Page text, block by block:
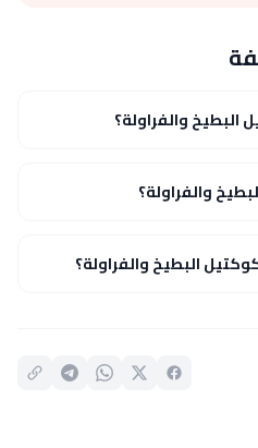
والفراولة؟
والفراولة؟
البطيخ والفراولة؟